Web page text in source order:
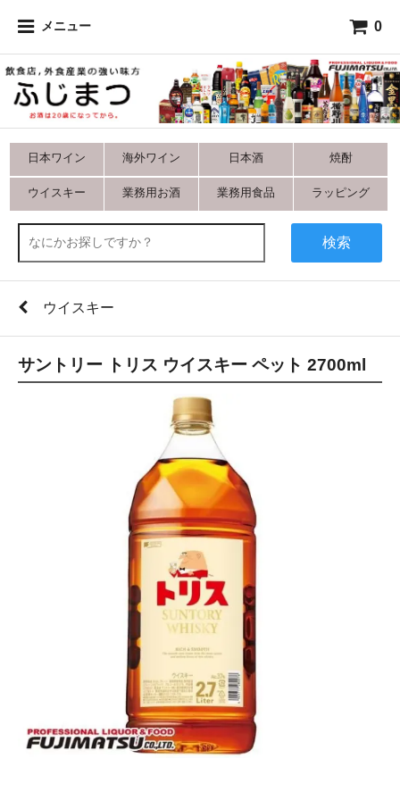
メニュー 0
日本ワイン 海外ワイン 日本酒 焼酎
ウイスキー 業務用お酒 業務用食品 ラッピング
検索
ウイスキー
サントリー トリス ウイスキー ペット 2700ml